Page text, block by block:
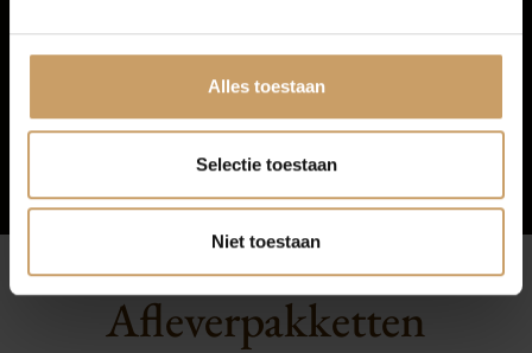
Alles toestaan
Selectie toestaan
Niet toestaan
Afleverpakketten
Afleverpakketten